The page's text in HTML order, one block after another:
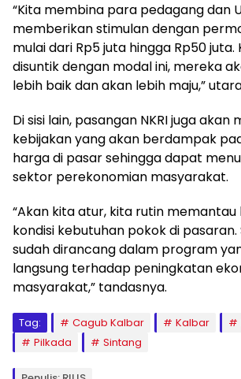
“Kita membina para pedagang dan
memberikan stimulan dengan
mulai dari Rp5 juta hingga Rp50
disuntik dengan modal ini, mereka
lebih baik dan akan lebih maju,”
Di sisi lain, pasangan NKRI juga
kebijakan yang akan berdampak
harga di pasar sehingga dapat
sektor perekonomian masyarakat.
“Akan kita atur, kita rutin memantau
kondisi kebutuhan pokok di pasaran.
sudah dirancang dalam program
langsung terhadap peningkatan
masyarakat,” tandasnya.
Tag: Cagub Kalbar Kalbar
Pilkada
Sintang